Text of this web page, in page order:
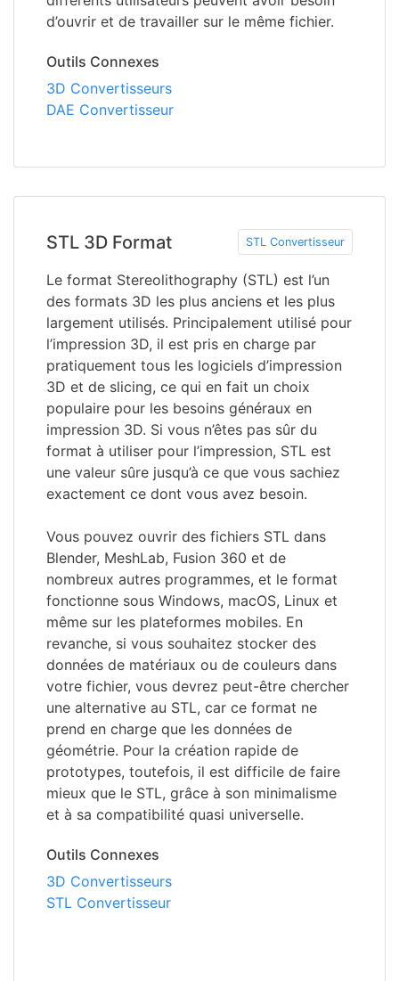
d’ouvrir et de travailler sur le même fichier.
Outils Connexes
3D Convertisseurs
DAE Convertisseur
STL 3D Format STL Convertisseur
Le format Stereolithography (STL) est l’un
des formats 3D les plus anciens et les plus
largement utilisés. Principalement utilisé pour
l’impression 3D, il est pris en charge par
pratiquement tous les logiciels d’impression
3D et de slicing, ce qui en fait un choix
populaire pour les besoins généraux en
impression 3D. Si vous n’êtes pas sûr du
format à utiliser pour l’impression, STL est
une valeur sûre jusqu’à ce que vous sachiez
exactement ce dont vous avez besoin.
Vous pouvez ouvrir des fichiers STL dans
Blender, MeshLab, Fusion 360 et de
nombreux autres programmes, et le format
fonctionne sous Windows, macOS, Linux et
même sur les plateformes mobiles. En
revanche, si vous souhaitez stocker des
données de matériaux ou de couleurs dans
votre fichier, vous devrez peut-être chercher
une alternative au STL, car ce format ne
prend en charge que les données de
géométrie. Pour la création rapide de
prototypes, toutefois, il est difficile de faire
mieux que le STL, grâce à son minimalisme
et à sa compatibilité quasi universelle.
Outils Connexes
3D Convertisseurs
STL Convertisseur